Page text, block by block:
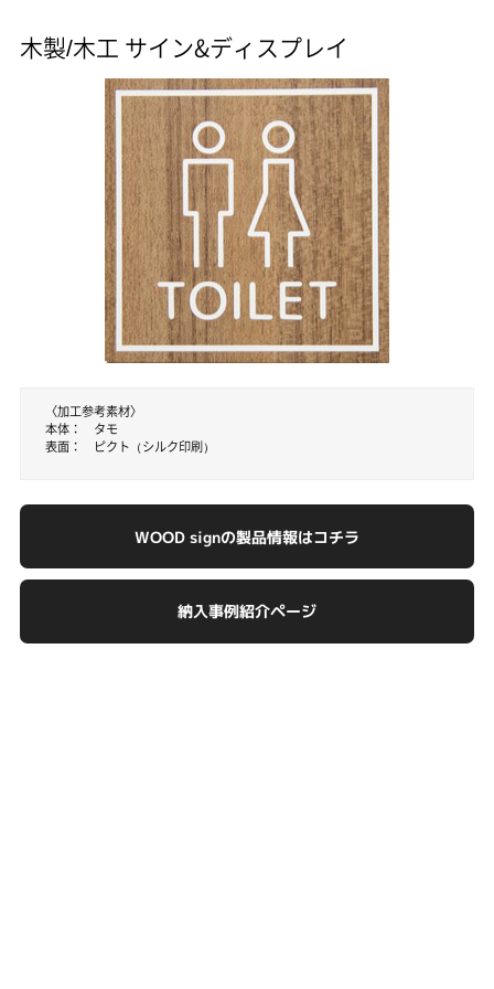
木製/木工 サイン&ディスプレイ
〈加工参考素材〉
本体
タモ
表面
ピクト（シルク印刷）
WOOD signの製品情報はコチラ
納入事例紹介ページ